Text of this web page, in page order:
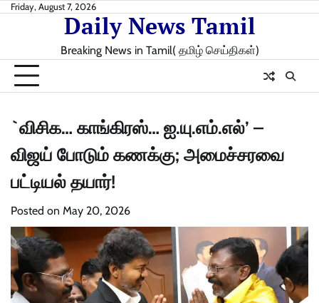
SkipFriday, August 7, 2026
Daily News Tamil
Breaking News in Tamil( தமிழ் செய்திகள்)
`விசிக… காங்கிரஸ்… ஐ.யு.எம்.எல்’ –
விஜய் போடும் கணக்கு; அமைச்சரவை
பட்டியல் தயார்!
Posted on May 20, 2026